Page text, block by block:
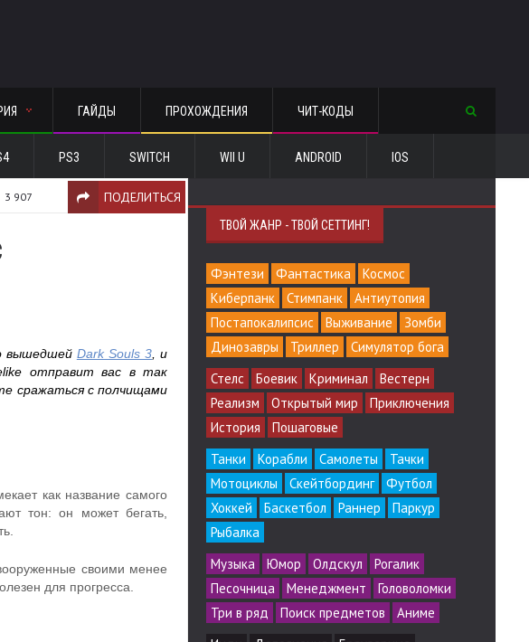
ГАЙДЫ ПРОХОЖДЕНИЯ ЧИТ-КОДЫ
PS3 SWITCH WII U ANDROID IOS
3 907 ПОДЕЛИТЬСЯ
вышедшей Dark Souls 3, и
отправит вас в так
сражаться с полчищами
как название самого
тон: он может бегать,
своими менее
для прогресса.
ТВОЙ ЖАНР - ТВОЙ СЕТТИНГ!
Фэнтези Фантастика
Космос
Киберпанк
Стимпанк
Антиутопия
Постапокалипсис
Выживание
Зомби
Динозавры
Триллер
Симулятор бога
Стелс
Боевик Криминал
Вестерн
Реализм
Открытый мир
Приключения
История
Пошаговые
Танки
Корабли Самолеты
Тачки
Мотоциклы
Скейтбординг
Футбол
Хоккей
Баскетбол Раннер
Паркур
Рыбалка
Музыка
Юмор Олдскул
Рогалик
Песочница
Менеджмент
Головоломки
Три в ряд
Поиск предметов
Аниме